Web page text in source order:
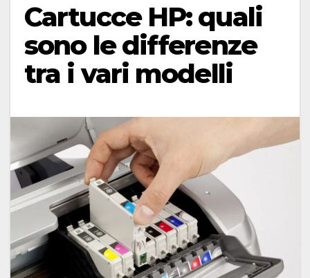
Cartucce HP: quali
sono le differenze
tra i vari modelli